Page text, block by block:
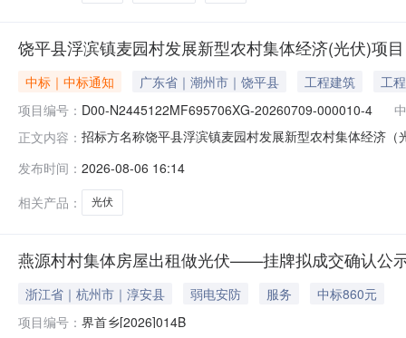
饶平县浮滨镇麦园村发展新型农村集体经济(光伏)项目
中标｜中标通知 广东省｜潮州市｜饶平县 工程建筑
工程
项目编号： D00-N2445122MF695706XG-20260709-000010-4
正文内容： 招标方名称饶平县浮滨镇麦园村发展新型农村集体经济
466,573.69交易监督管理机构信息名称：饶平县浮滨镇
发布时间： 2026-08-06 16:14
相关产品：
光伏
燕源村村集体房屋出租做光伏——挂牌拟成交确认公
浙江省｜杭州市｜淳安县 弱电安防 服务
中标860元
项目编号： 界首乡[2026]014B